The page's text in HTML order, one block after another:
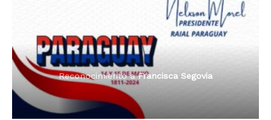
Dama de Oro 2024
Reconocimiento aFrancisca Segovia
Reconocimiento aFrancisca Segovia
Radio Tribuna Abierta
Radio Tribuna Abierta
Radio Oñondivepa Paraguay
Premio Orgullo Paraguayo
Reconocimiento aFrancisca Segovia